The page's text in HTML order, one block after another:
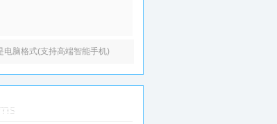
脑格式(支持高端智能手机)